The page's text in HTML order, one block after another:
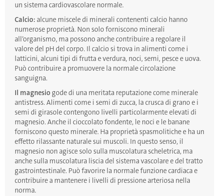
un sistema cardiovascolare normale.
Calcio: alcune miscele di minerali contenenti calcio hanno
numerose proprietà. Non solo forniscono minerali
all’organismo, ma possono anche contribuire a regolare il
valore del pH del corpo. Il calcio si trova in alimenti come i
latticini, alcuni tipi di frutta e verdura, noci, semi, pesce e uova.
Può contribuire a promuovere la normale circolazione
sanguigna.
Il magnesio gode di una meritata reputazione come minerale
antistress. Alimenti come i semi di zucca, la crusca di grano e i
semi di girasole contengono livelli particolarmente elevati di
magnesio. Anche il cioccolato fondente, le noci e le banane
forniscono questo minerale. Ha proprietà spasmolitiche e ha un
effetto rilassante naturale sui muscoli. In questo senso, il
magnesio non agisce solo sulla muscolatura scheletrica, ma
anche sulla muscolatura liscia del sistema vascolare e del tratto
gastrointestinale. Può favorire la normale funzione cardiaca e
contribuire a mantenere i livelli di pressione arteriosa nella
norma.